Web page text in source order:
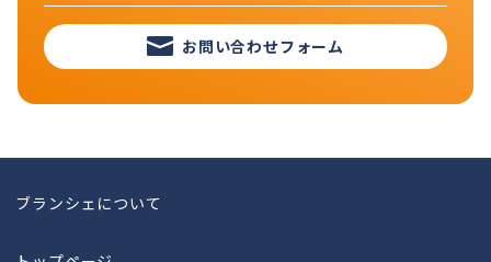
お問い合わせフォーム
ブランシェについて